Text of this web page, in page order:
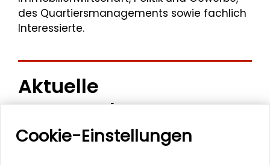
des Quartiersmanagements sowie fachlich
Interessierte.
Aktuelle
Veranstaltungen
11. Internationale Waldkunstkonferenz
Cookie-Einstellungen